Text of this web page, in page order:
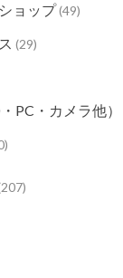
ョップ(49)
(29)
PC・カメラ他）